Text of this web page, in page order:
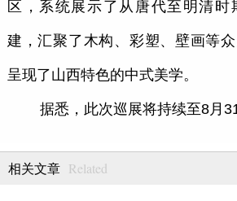
区，系统展示了从唐代至明清时
建，汇聚了木构、彩塑、壁画等
呈现了山西特色的中式美学。
据悉，此次巡展将持续至8月
相关文章 Related